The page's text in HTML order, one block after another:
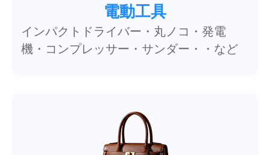
電動工具
インパクトドライバー・丸ノコ・発電
機・コンプレッサー・サンダー・・など